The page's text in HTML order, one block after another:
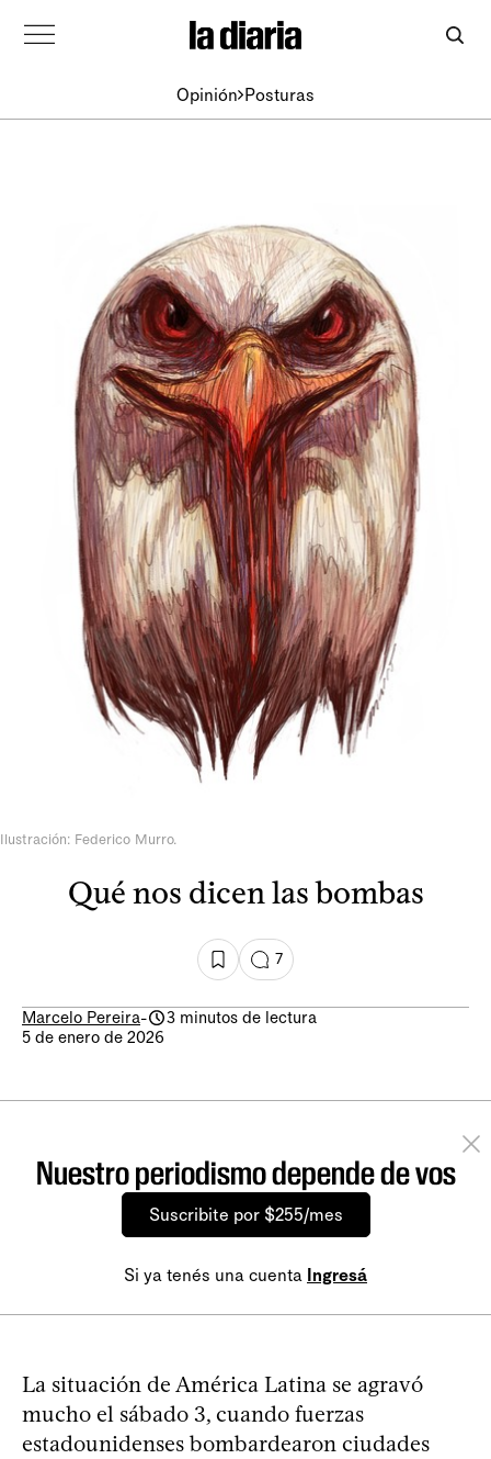
Opinión Posturas
Ilustración: Federico Murro.
Qué nos dicen las bombas
7
Marcelo Pereira-
3 minutos de lectura
5 de enero de 2026
Nuestro periodismo depende de vos
Suscribite por $255/mes
Si ya tenés una cuenta Ingresá
La situación de América Latina se agravó
mucho el sábado 3, cuando fuerzas
estadounidenses bombardearon ciudades